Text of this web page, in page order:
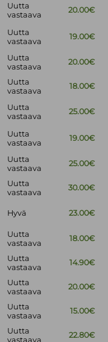
Uutta
vastaava
20.00€
Uutta
vastaava
19.00€
Uutta
vastaava
20.00€
Uutta
vastaava
18.00€
Uutta
vastaava
25.00€
Uutta
vastaava
19.00€
Uutta
vastaava
25.00€
Uutta
vastaava
30.00€
Hyvä 23.00€
Uutta
vastaava
18.00€
Uutta
vastaava
14.90€
Uutta
vastaava
20.00€
Uutta
vastaava
15.00€
Uutta
vastaava
22.80€